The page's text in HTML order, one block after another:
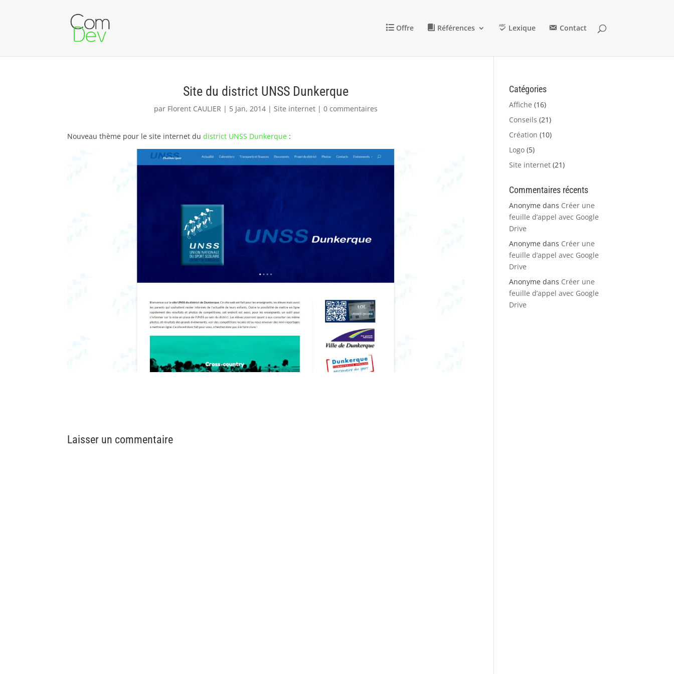
Offre Références Lexique Contact
Site du district UNSS Dunkerque
par Florent CAULIER 5 Jan, 2014 Site internet 0 commentaires
Nouveau thème pour le site internet dudistrict UNSS Dunkerque :
Laisser un commentaire
Catégories
Affiche (16)
Conseils (21)
Création (10)
Logo (5)
Site internet (21)
Commentaires récents
Anonyme dans Créer une
feuille d’appel avec Google
Drive
Anonyme dans Créer une
feuille d’appel avec Google
Drive
Anonyme dans Créer une
feuille d’appel avec Google
Drive